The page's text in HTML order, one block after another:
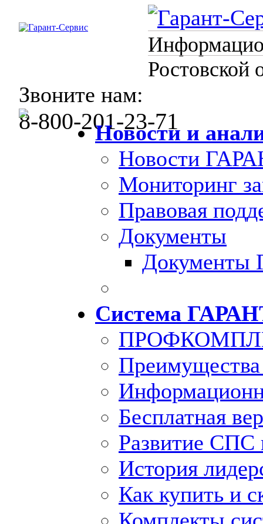
Ростовской
Звоните нам:
8-800-201-23-71
Новости и
Новости
Мониторинг
Правовая
Документы
Документы
Система
Бесплатная
Развитие СПС
История
Как купить и